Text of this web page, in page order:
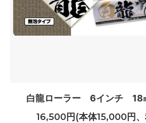
白龍ローラー 6インチ
16,500円(本体15,000円